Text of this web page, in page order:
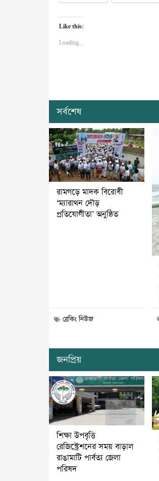
Like this:
Loading...
সর্বশেষ
রামগড়ে মাদক বিরোধী
‘ম্যারাথন দৌড়
প্রতিযোগীতা’ অনুষ্ঠিত
ব্রেকিং নিউজ
জনপ্রিয়
শিক্ষা উপবৃত্তি
রেজিস্ট্রেশনের সময় বাড়াল
রাঙামাটি পার্বত্য জেলা
পরিষদ